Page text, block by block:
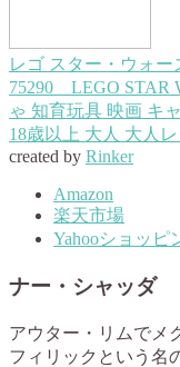
レゴ スター・ウォ
75290 LEGO STAR
ゃ 知育玩具 映画 キ
18歳以上 大人 大人
created by Rinker
Amazon
楽天市場
Yahooショッピ
ナー・シャッダ
アウター・リムでメ
フィリックという名